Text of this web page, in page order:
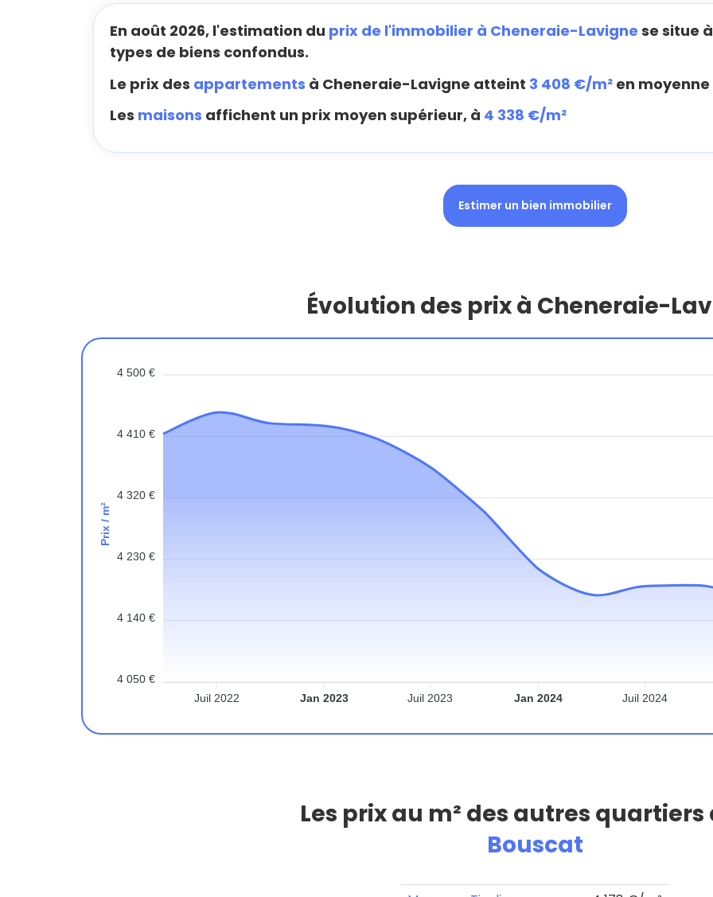
En août 2026, l'estimation du prix de l'immobilier à Cheneraie-Lavigne se situe à
types de biens confondus.
Le prix des appartements à Cheneraie-Lavigne atteint 3 408 €/m² en moyenne
Les maisons affichent un prix moyen supérieur, à 4 338 €/m²
Estimer un bien immobilier
Évolution des prix à Cheneraie-
4 500 €
4 410 €
4 320 €
4 230 €
4 140 €
4 050 €
Prix / m²
Juil 2022 Jan 2023 Juil 2023 Jan 2024 Juil 2024
Les prix au m² des autres quartiers
Bouscat